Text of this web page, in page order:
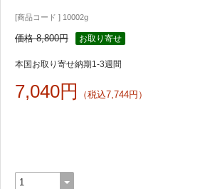
[商品コード ] 10002g
価格 8,800円 お取り寄せ
本国お取り寄せ納期1-3週間
7,040円 （税込7,744円）